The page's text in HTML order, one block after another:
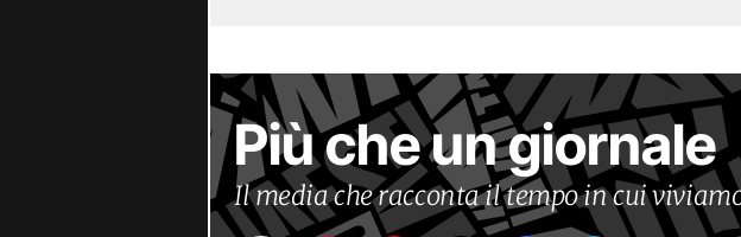
Più che un giornale
Il media che racconta il tempo in cui